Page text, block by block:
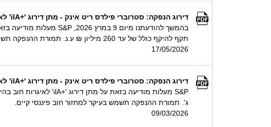
דירוג הנפקה: סטרוברי פילדס ריט אינק - מתן דירוג '+ilA' לאיגרות חוב בהיקף של עד 260 מיליון ₪ ע.נ. מגובות בערבות של סטרוברי פילדס ריט לימיטד
תקף להיקף כולל של עד 260 מיליון ₪ ע.נ. תמורת ההנפקה תשמש בעיקר למחזור חוב פיננסי קיים.
17/05/2026
דירוג הנפקה: סטרוברי פילדס ריט אינק - מתן דירוג '+ilA' לאיגרות חוב בהיקף של עד 200 מיליון ₪ ע.נ. מגובות בערבות של סטרוברי פילדס ריט לימיטד
ג'. תמורת ההנפקה תשמש בעיקר למחזור חוב פיננסי קיים.
09/03/2026